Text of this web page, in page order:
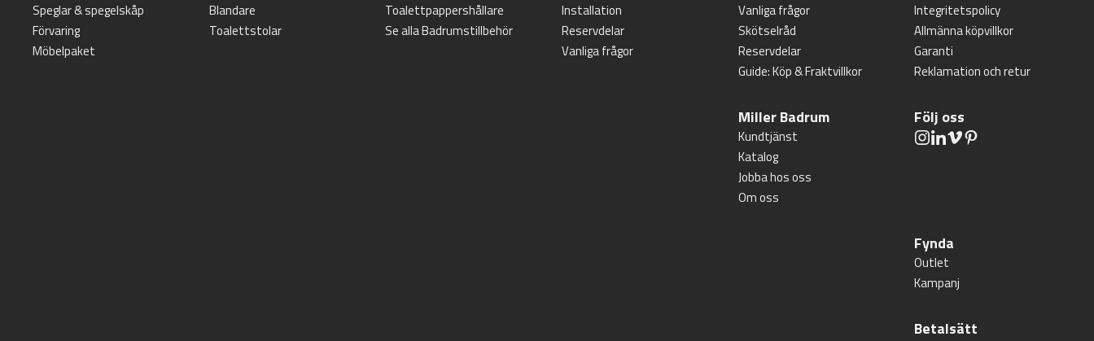
Speglar & spegelskåp
Förvaring
Möbelpaket
Blandare
Toalettstolar
Toalettpappershållare
Se alla Badrumstillbehör
Installation
Reservdelar
Vanliga frågor
Vanliga frågor
Skötselråd
Reservdelar
Guide: Köp & Fraktvillkor
Integritetspolicy
Allmänna köpvillkor
Garanti
Reklamation och retur
Miller Badrum
Kundtjänst
Katalog
Jobba hos oss
Om oss
Följ oss
Fynda
Outlet
Kampanj
Betalsätt